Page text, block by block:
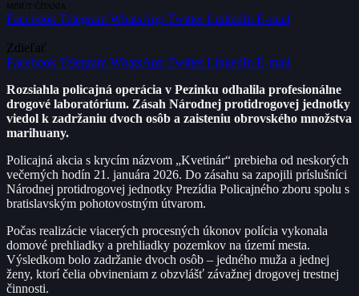
MINÚT ČÍTANIA
Facebook Telegram WhatsApp Twitter LinkedIn E-mail
Zdieľať
Facebook Telegram WhatsApp Twitter LinkedIn E-mail
Rozsiahla policajná operácia v Pezinku odhalila profesionálne
drogové laboratórium. Zásah Národnej protidrogovej jednotky
viedol k zadržaniu dvoch osôb a zaisteniu obrovského množstva
marihuany.
Policajná akcia s krycím názvom „Kvetinár“ prebieha od neskorých
večerných hodín 21. januára 2026. Do zásahu sa zapojili príslušníci
Národnej protidrogovej jednotky Prezídia Policajného zboru spolu s
bratislavským pohotovostným útvarom.
Počas realizácie viacerých procesných úkonov polícia vykonala
domové prehliadky a prehliadky pozemkov na území mesta.
Výsledkom bolo zadržanie dvoch osôb – jedného muža a jednej
ženy, ktorí čelia obvineniam z obzvlášť závažnej drogovej trestnej
činnosti.